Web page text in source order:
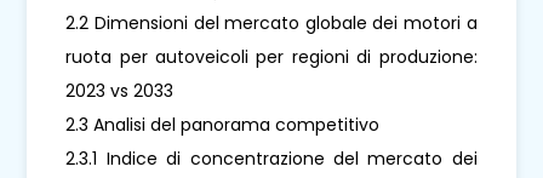
2.2 Dimensioni del mercato globale dei motori a
ruota per autoveicoli per regioni di produzione:
2023 vs 2033
2.3 Analisi del panorama competitivo
2.3.1 Indice di concentrazione del mercato dei